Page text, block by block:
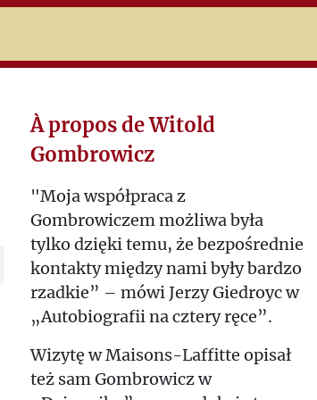
À propos de Witold
Gombrowicz
"Moja współpraca z
Gombrowiczem możliwa była
tylko dzięki temu, że bezpośrednie
kontakty między nami były bardzo
rzadkie” – mówi Jerzy Giedroyc w
„Autobiografii na cztery ręce”.
Wizytę w Maisons-Laffitte opisał
też sam Gombrowicz w